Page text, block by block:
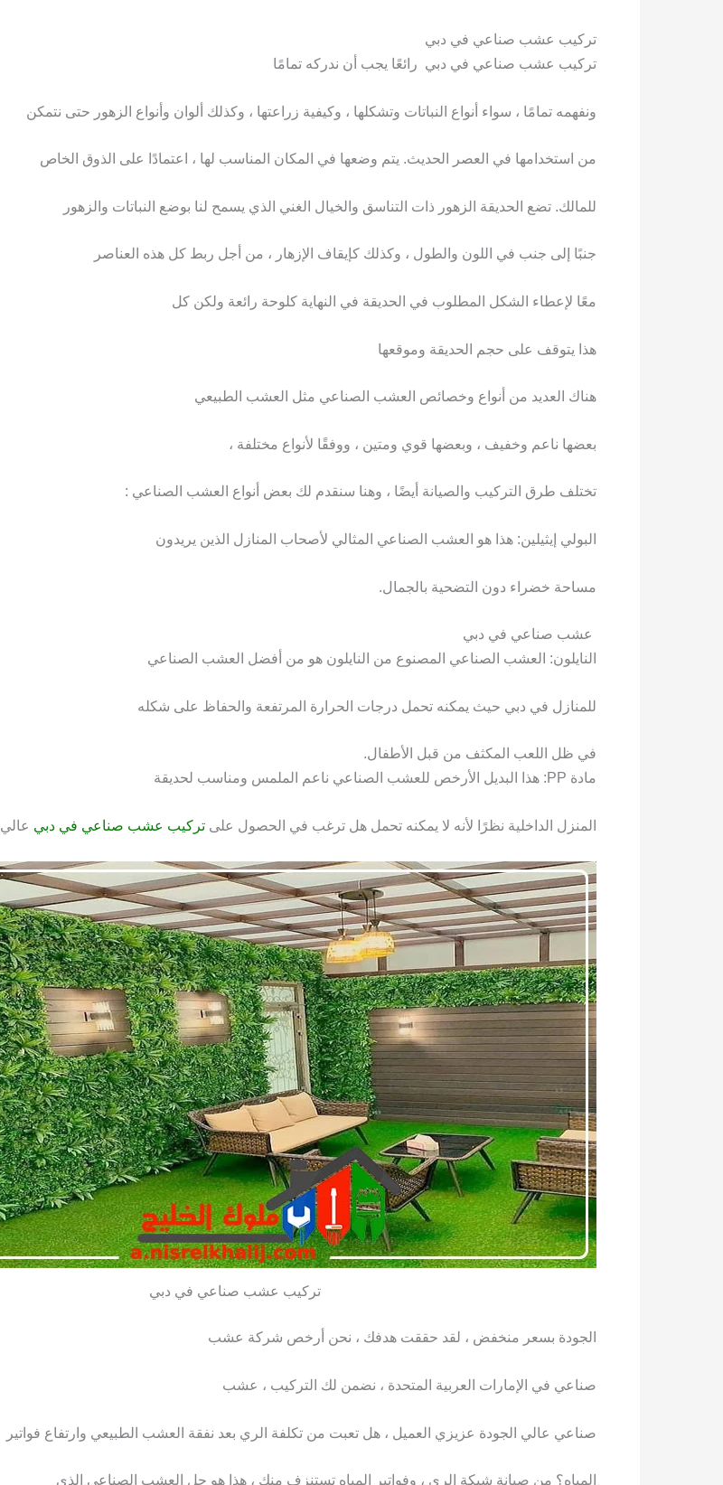
تركيب عشب صناعي في دبي
تركيب عشب صناعي في دبي رائعًا يجب أن ندركه تمامًا
ونفهمه تمامًا ، سواء أنواع النباتات وتشكلها ، وكيفية زراعتها ، وكذلك ألوان وأنواع الزهور حتى نتمكن
من استخدامها في العصر الحديث. يتم وضعها في المكان المناسب لها ، اعتمادًا على الذوق الخاص
للمالك. تضع الحديقة الزهور ذات التناسق والخيال الغني الذي يسمح لنا بوضع النباتات والزهور
جنبًا إلى جنب في اللون والطول ، وكذلك كإيقاف الإزهار ، من أجل ربط كل هذه العناصر
معًا لإعطاء الشكل المطلوب في الحديقة في النهاية كلوحة رائعة ولكن كل
هذا يتوقف على حجم الحديقة وموقعها
هناك العديد من أنواع وخصائص العشب الصناعي مثل العشب الطبيعي
بعضها ناعم وخفيف ، وبعضها قوي ومتين ، ووفقًا لأنواع مختلفة ،
تختلف طرق التركيب والصيانة أيضًا ، وهنا سنقدم لك بعض أنواع العشب الصناعي :
البولي إيثيلين: هذا هو العشب الصناعي المثالي لأصحاب المنازل الذين يريدون
مساحة خضراء دون التضحية بالجمال.
عشب صناعي في دبي
النايلون: العشب الصناعي المصنوع من النايلون هو من أفضل العشب الصناعي
للمنازل في دبي حيث يمكنه تحمل درجات الحرارة المرتفعة والحفاظ على شكله
في ظل اللعب المكثف من قبل الأطفال.
مادة PP: هذا البديل الأرخص للعشب الصناعي ناعم الملمس ومناسب لحديقة
المنزل الداخلية نظرًا لأنه لا يمكنه تحمل هل ترغب في الحصول على تركيب عشب صناعي في دبي عالي
تركيب عشب صناعي في دبي
الجودة بسعر منخفض ، لقد حققت هدفك ، نحن أرخص شركة عشب
صناعي في الإمارات العربية المتحدة ، نضمن لك التركيب ، عشب
صناعي عالي الجودة عزيزي العميل ، هل تعبت من تكلفة الري بعد نفقة العشب الطبيعي وارتفاع فواتير
المياه؟ من صيانة شبكة الري ، وفواتير المياه تستنزف منك ، هذا هو حل العشب الصناعي الذي